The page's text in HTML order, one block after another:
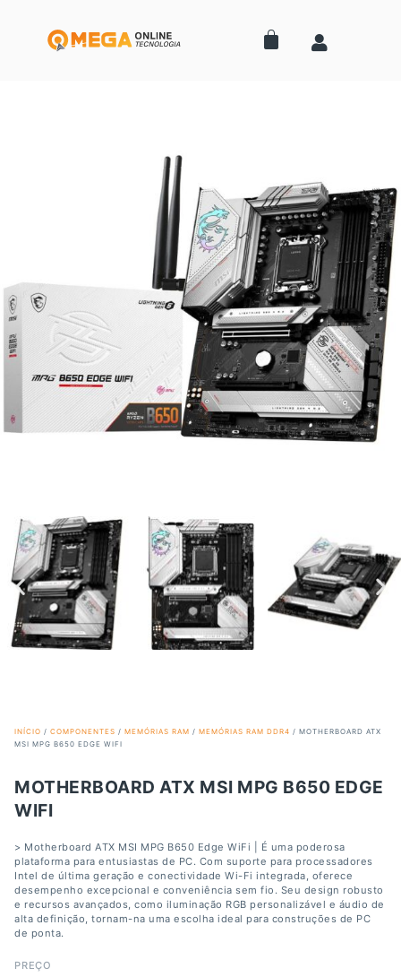
INÍCIO / COMPONENTES / MEMÓRIAS RAM / MEMÓRIAS RAM DDR4 / MOTHERBOARD ATX
MSI MPG B650 EDGE WIFI
MOTHERBOARD ATX MSI MPG B650 EDGE
WIFI
> Motherboard ATX MSI MPG B650 Edge WiFi | É uma poderosa
plataforma para entusiastas de PC. Com suporte para processadores
Intel de última geração e conectividade Wi-Fi integrada, oferece
desempenho excepcional e conveniência sem fio. Seu design robusto
e recursos avançados, como iluminação RGB personalizável e áudio de
alta definição, tornam-na uma escolha ideal para construções de PC
de ponta.
PREÇO